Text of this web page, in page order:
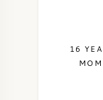
16